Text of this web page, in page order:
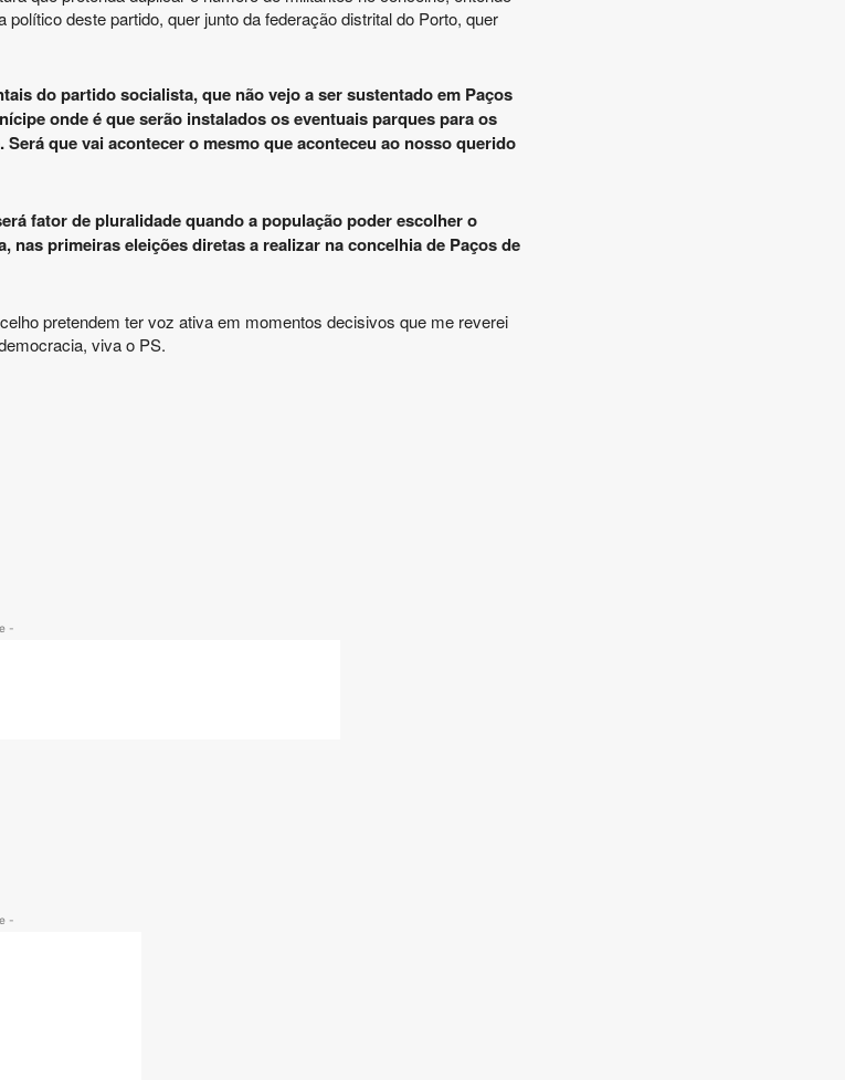
deste partido, quer junto da federação distrital do Porto, quer
do partido socialista, que não vejo a ser sustentado em Paços
onde é que serão instalados os eventuais parques para os
que vai acontecer o mesmo que aconteceu ao nosso querido
fator de pluralidade quando a população poder escolher o
primeiras eleições diretas a realizar na concelhia de Paços de
pretendem ter voz ativa em momentos decisivos que me reverei
viva o PS.
-
-